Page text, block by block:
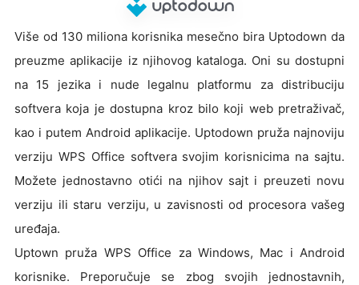
Više od 130 miliona korisnika mesečno bira Uptodown da
preuzme aplikacije iz njihovog kataloga. Oni su dostupni
na 15 jezika i nude legalnu platformu za distribuciju
softvera koja je dostupna kroz bilo koji web pretraživač,
kao i putem Android aplikacije. Uptodown pruža najnoviju
verziju WPS Office softvera svojim korisnicima na sajtu.
Možete jednostavno otići na njihov sajt i preuzeti novu
verziju ili staru verziju, u zavisnosti od procesora vašeg
uređaja.
Uptown pruža WPS Office za Windows, Mac i Android
korisnike. Preporučuje se zbog svojih jednostavnih,